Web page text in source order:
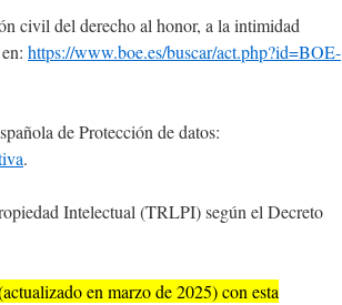
civil del derecho al honor, a la intimidad
https://www.boe.es/buscar/act.php?id=BOE-
de Protección de datos:
.
Intelectual (TRLPI) según el Decreto
en marzo de 2025)con esta